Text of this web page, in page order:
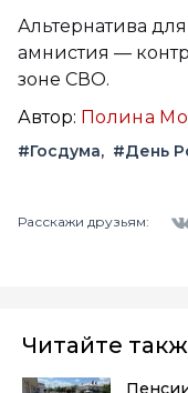
Альтернатива для
амнистия —
зоне СВО.
Автор: Полина
#Госдума #День
Расскажи друзьям:
Читайте